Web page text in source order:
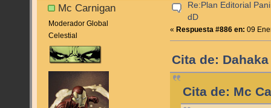
Mc Carnigan
Moderador Global
Celestial
Re:Plan Editorial
dD
« Respuesta #886 en: 09
Cita de:
Cita de: Mc